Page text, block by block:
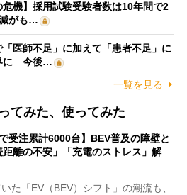
危機】採用試験受験者数は10年間で2
がも…
「医師不足」に加えて「患者不足」に
に 今後…
一覧を見る
てみた、使ってみた
で受注累計6000台】BEV普及の障壁と
距離の不安」「充電のストレス」解
た「EV（BEV）シフト」の潮流も、